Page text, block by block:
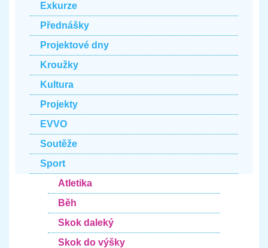
Exkurze
Přednášky
Projektové dny
Kroužky
Kultura
Projekty
EVVO
Soutěže
Sport
Atletika
Běh
Skok daleký
Skok do výšky